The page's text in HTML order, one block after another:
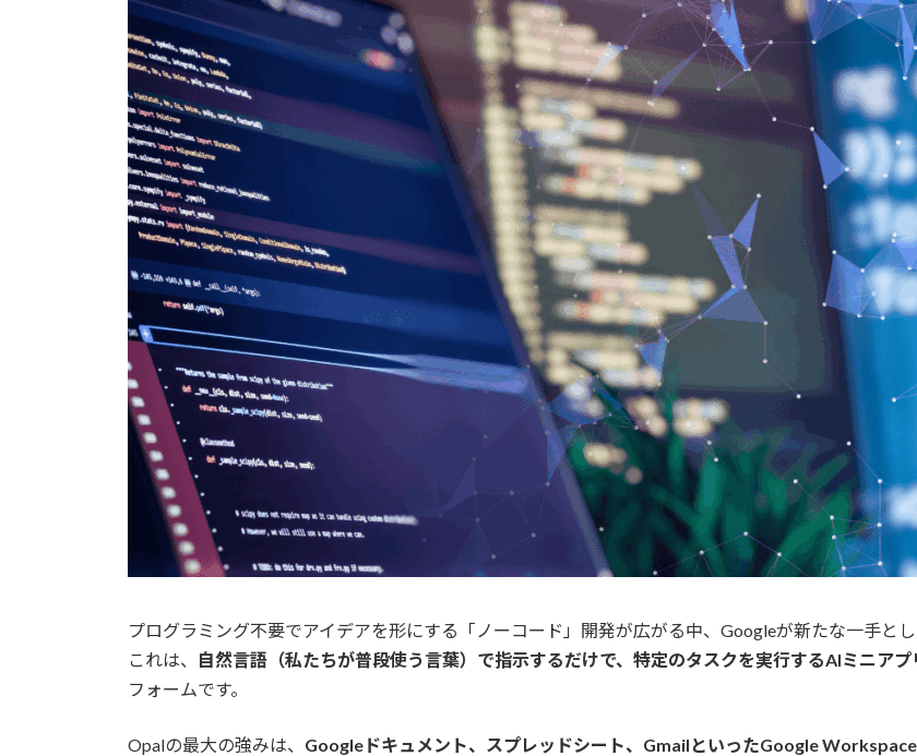
プログラミング不要でアイデアを形にする「ノーコード」開発が広がる中、Googleが新たな一手と
これは、
自然言語（私たちが普段使う言葉）で指示するだけで、特定のタスクを実行するAIミニア
フォームです。
Opalの最大の強みは、 Googleドキュメント、スプレッドシート、GmailといったGoogle